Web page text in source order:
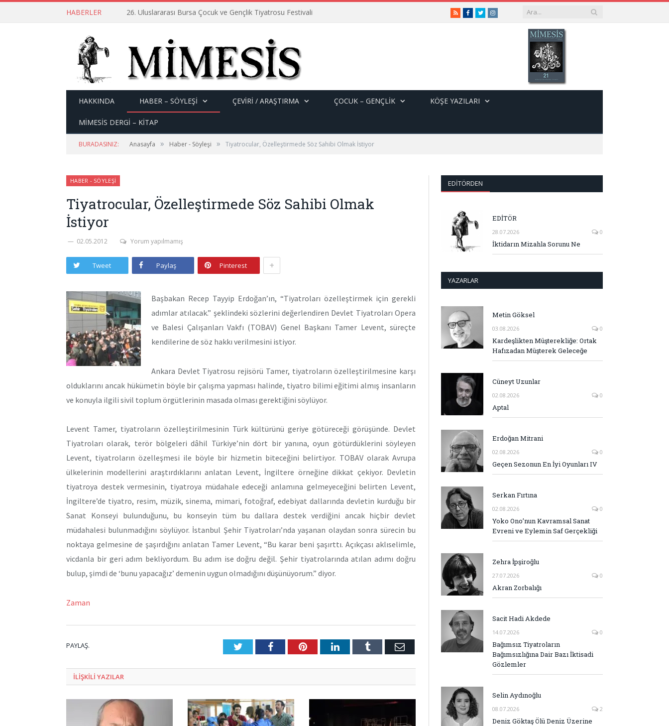
HABERLER 26. Uluslararası Bursa Çocuk ve Gençlik Tiyatrosu Festivali RSSFacebook
TwitterInstagram
HAKKINDA HABER – SÖYLEŞI ÇEVİRİ / ARAŞTIRMA ÇOCUK – GENÇLIK KÖŞE YAZILARI
MİMESİS DERGİ – KİTAP
BURADASINIZ: Anasayfa » Haber - Söyleşi » Tiyatrocular, Özelleştirmede Söz Sahibi Olmak İstiyor
HABER - SÖYLEŞI
Tiyatrocular, Özelleştirmede Söz Sahibi Olmak
İstiyor
02.05.2012 Yorum yapılmamış
Tweet Paylaş Pinterest +
Başbakan Recep Tayyip Erdoğan’ın, “Tiyatroları özelleştirmek için gerekli
adımlar atılacak.” şeklindeki sözlerini değerlendiren Devlet Tiyatroları Opera
ve Balesi Çalışanları Vakfı (TOBAV) Genel Başkanı Tamer Levent, süreçte
kendilerine de söz hakkı verilmesini istiyor.
Ankara Devlet Tiyatrosu rejisörü Tamer, tiyatroların özelleştirilmesine karşı
olduklarını ancak hükümetin böyle bir çalışma yapması halinde, tiyatro bilimi eğitimi almış insanların
ve konuyla ilgili sivil toplum örgütlerinin masada olması gerektiğini söylüyor.
Levent Tamer, tiyatroların özelleştirilmesinin Türk kültürünü geriye götüreceği görüşünde. Devlet
Tiyatroları olarak, terör bölgeleri dâhil Türkiye’nin dört bir yanına, oyun götürdüklerini söyleyen
Levent, tiyatroların özelleşmesi ile böyle bir hizmetin biteceğini belirtiyor. TOBAV olarak Avrupa
ülkelerinin modellerini araştırdıklarını anlatan Levent, İngiltere örneğine dikkat çekiyor. Devletin
tiyatroya destek vermesinin, tiyatroya müdahale edeceği anlamına gelmeyeceğini belirten Levent,
İngiltere’de tiyatro, resim, müzik, sinema, mimari, fotoğraf, edebiyat dallarında devletin kurduğu bir
Sanat Konseyi bulunduğunu, bu konseyin tüm bu dallara destek verdiğini ancak hiçbir devlet
müdahalesi bulunmadığını söylüyor. İstanbul Şehir Tiyatroları’nda yaşanan olaydan sonra sürecin bu
noktaya gelmesine de şaşırdığını anlatan Tamer Levent, “Bu karar beni şaşırttı. Açıkçası aklıselimle,
vicdanla bir geri adım bekliyordum. Bu adım ise doğru değil. Şehir tiyatrolarında atılan adımı doğru
bulup, şimdi de ‘bunu yapacağız’ demenin uygun olmadığını düşünüyorum.” diyor.
Zaman
PAYLAŞ. TwitterFacebookPinterestLinkedInTumblr E-
ILIŞKILI YAZILAR
EDITÖRDEN
EDİTÖR
28.07.2026 0
İktidarın Mizahla Sorunu Ne
YAZARLAR
Metin Göksel
03.08.2026 0
Kardeşlikten Müşterekliğe: Ortak
Hafızadan Müşterek Geleceğe
Cüneyt Uzunlar
02.08.2026 0
Aptal
Erdoğan Mitrani
02.08.2026 0
Geçen Sezonun En İyi Oyunları IV
Serkan Fırtına
02.08.2026 0
Yoko Ono’nun Kavramsal Sanat
Evreni ve Eylemin Saf Gerçekliği
Zehra İpşiroğlu
27.07.2026 0
Akran Zorbalığı
Sacit Hadi Akdede
14.07.2026 0
Bağımsız Tiyatroların
Bağımsızlığına Dair Bazı İktisadi
Gözlemler
Selin Aydınoğlu
08.07.2026 2
Deniz Göktaş Ölü Deniz Üzerine